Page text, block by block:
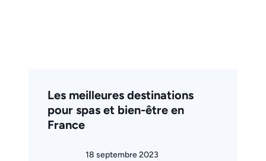
Les meilleures destinations
pour spas et bien-être en
France
18 septembre 2023